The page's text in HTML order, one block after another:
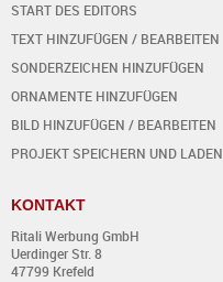
START DES EDITORS
TEXT HINZUFÜGEN / BEARBEITEN
SONDERZEICHEN HINZUFÜGEN
ORNAMENTE HINZUFÜGEN
BILD HINZUFÜGEN / BEARBEITEN
PROJEKT SPEICHERN UND LADEN
KONTAKT
Ritali Werbung GmbH
Uerdinger Str. 8
47799 Krefeld